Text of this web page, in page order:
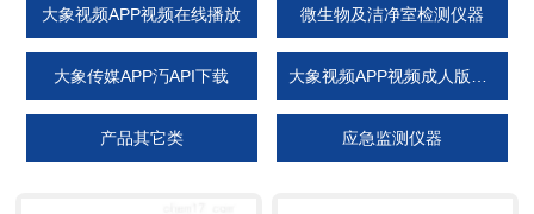
大象视频APP视频在线播放 微生物及洁净室检测仪器
大象传媒APP汅API下载
产品其它类 应急监测仪器